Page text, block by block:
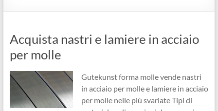
Acquista nastri e lamiere in acciaio
per molle
Gutekunst forma molle vende nastri
in acciaio per molle e lamiere in acciaio
per molle nelle più svariate Tipi di